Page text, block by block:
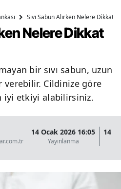
Sıvı Sabun Alırken Nelere Dikkat
Nelere Dikkat
bir sıvı sabun, uzun
verebilir. Cildinize göre
iyi etkiyi alabilirsiniz.
14 Ocak 2026 16:05
Yayınlanma
14